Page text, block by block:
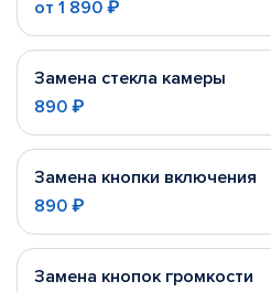
от 1 890 ₽
Замена стекла камеры
890 ₽
Замена кнопки включения
890 ₽
Замена кнопок громкости